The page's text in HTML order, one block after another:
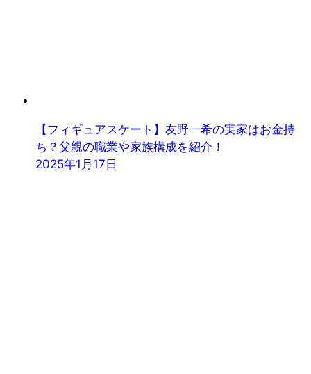
【フィギュアスケート】友野一希の実家はお金持
ち？父親の職業や家族構成を紹介！
2025年1月17日